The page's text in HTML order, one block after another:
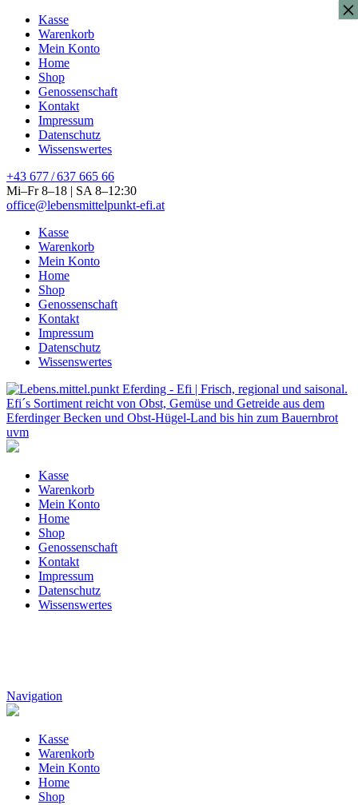
Kasse
Warenkorb
Mein Konto
Home
Shop
Genossenschaft
Kontakt
Impressum
Datenschutz
Wissenswertes
+43 677 / 637 665 66
Mi–Fr 8–18 | SA 8–12:30
office@lebensmittelpunkt-efi.at
Kasse
Warenkorb
Mein Konto
Home
Shop
Genossenschaft
Kontakt
Impressum
Datenschutz
Wissenswertes
Kasse
Warenkorb
Mein Konto
Home
Shop
Genossenschaft
Kontakt
Impressum
Datenschutz
Wissenswertes
Navigation
Kasse
Warenkorb
Mein Konto
Home
Shop
×